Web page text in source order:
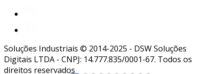
Soluções Industriais © 2014-2025 - DSW Soluções
Digitais LTDA - CNPJ: 14.777.835/0001-67. Todos os
direitos reservados